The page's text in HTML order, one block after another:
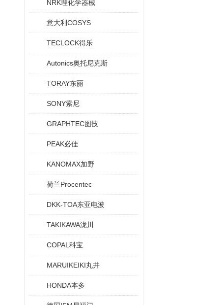
NRK理化学器械
意大利COSYS
TECLOCK得乐
Autonics奥托尼克斯
TORAY东丽
SONY索尼
GRAPHTEC图技
PEAK必佳
KANOMAX加野
荷兰Procentec
DKK-TOA东亚电波
TAKIKAWA泷川
COPAL科宝
MARUIKEIKI丸井
HONDA本多